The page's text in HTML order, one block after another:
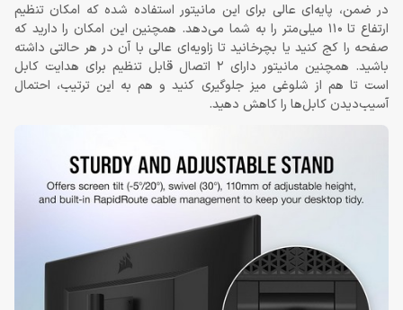
در ضمن، پایه‌ای عالی برای این مانیتور استفاده شده که امکان تنظیم
ارتفاع تا 110 میلی‌متر را به شما می‌دهد. همچنین این امکان را دارید که
صفحه را کج کنید یا بچرخانید تا زاویه‌ای عالی با آن در هر حالتی داشته
باشید. همچنین مانیتور دارای 2 اتصال قابل تنظیم برای هدایت کابل
است تا هم از شلوغی میز جلوگیری کنید و هم به این ترتیب، احتمال
آسیب‌دیدن کابل‌ها را کاهش دهید.